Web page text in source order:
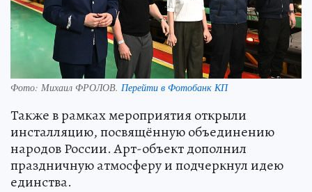
Фото: Михаил ФРОЛОВ. Перейти в Фотобанк КП
Также в рамках мероприятия открыли
инсталляцию, посвящённую объединению
народов России. Арт-объект дополнил
праздничную атмосферу и подчеркнул идею
единства.